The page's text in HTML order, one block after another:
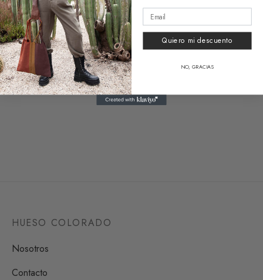
Bolso Sostenible Malena
Desde64,00€
Bolso Sostenible Lupe
Desde64,00€
Bolso Sostenible Regina
Bolso Sostenible
Maximina
HUESO COLORADO
Nosotros
Contacto
Quiero mi descuento
NO, GRACIAS